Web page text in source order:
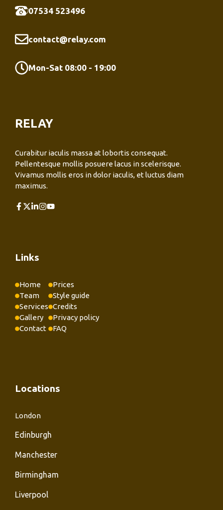
07534 523496
contact@relay.com
Mon-Sat 08:00 - 19:00
RELAY
Curabitur iaculis massa at lobortis consequat.
Pellentesque mollis posuere lacus in scelerisque.
Vivamus mollis eros in dolor iaculis, et luctus diam
maximus.
Links
Home
Team
Services
Gallery
Contact
Prices
Style guide
Credits
Privacy policy
FAQ
Locations
London
Edinburgh
Manchester
Birmingham
Liverpool